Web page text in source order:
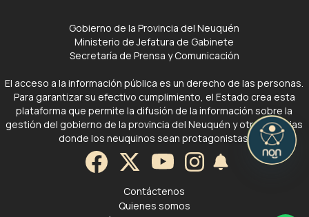
Gobierno de la Provincia del Neuquén
Ministerio de Jefatura de Gabinete
Secretaría de Prensa y Comunicación
El acceso a la información pública es un derecho de las personas.
Para garantizar su efectivo cumplimiento, el Estado crea esta
plataforma que permite la difusión de la información sobre la
gestión del gobierno de la provincia del Neuquén y otras noticias
donde los neuquinos sean protagonistas.
Contáctenos
Quienes somos